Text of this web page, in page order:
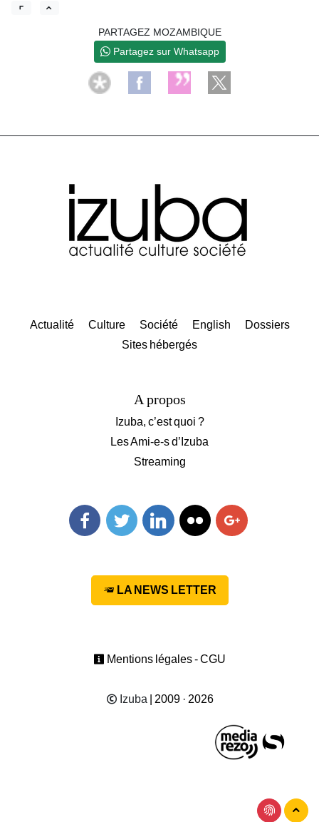
PARTAGEZ MOZAMBIQUE
Partagez sur Whatsapp
Actualité Culture Société English
Dossiers
Sites hébergés
A propos
Izuba, c’est quoi ?
Les Ami-e-s d’Izuba
Streaming
LA NEWS LETTER
Mentions légales - CGU
Izuba | 2009 · 2026